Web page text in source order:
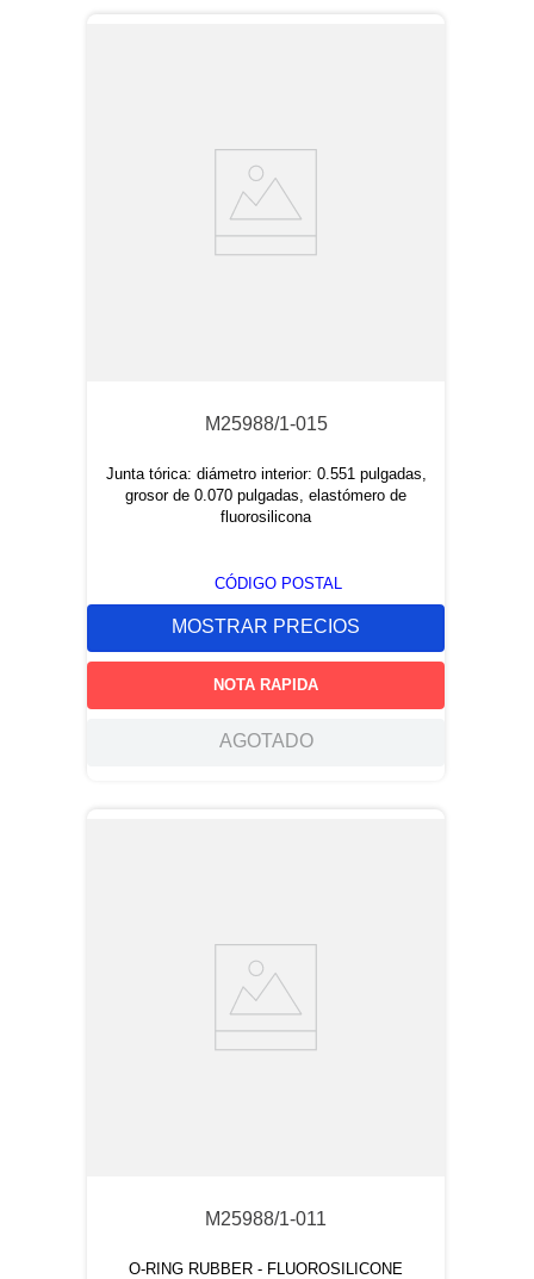
M25988/1-015
Junta tórica: diámetro interior: 0.551 pulgadas,
grosor de 0.070 pulgadas, elastómero de
fluorosilicona
CÓDIGO POSTAL
MOSTRAR PRECIOS
NOTA RAPIDA
AGOTADO
M25988/1-011
O-RING RUBBER - FLUOROSILICONE